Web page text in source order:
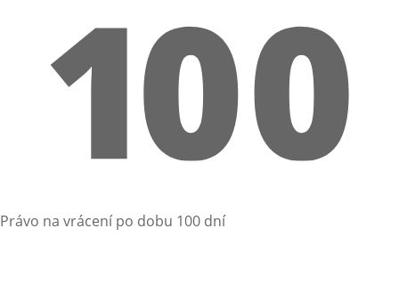
Právo na vrácení po dobu 100 dní